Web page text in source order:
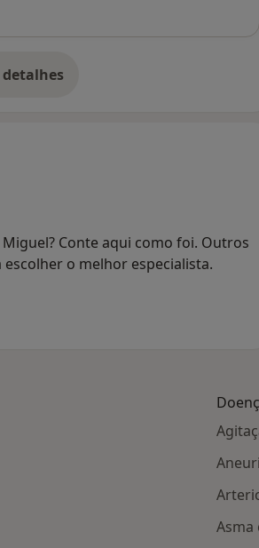
o endereço
Conte aqui como foi. Outros
o melhor especialista.
Asma